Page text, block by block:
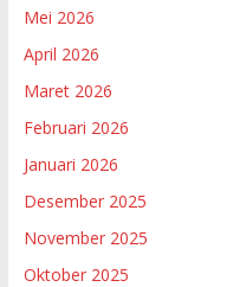
Mei 2026
April 2026
Maret 2026
Februari 2026
Januari 2026
Desember 2025
November 2025
Oktober 2025